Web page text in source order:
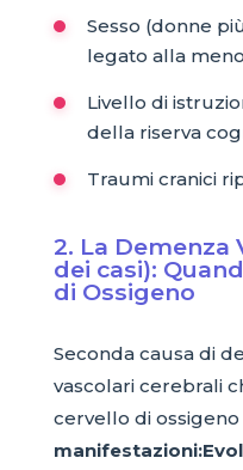
Sesso (donne
legato alla
Livello di
della riserva
Traumi cranici
2. La Demenza
dei casi):
di Ossigeno
Seconda causa di
vascolari cerebrali
cervello di
manifestazioni: